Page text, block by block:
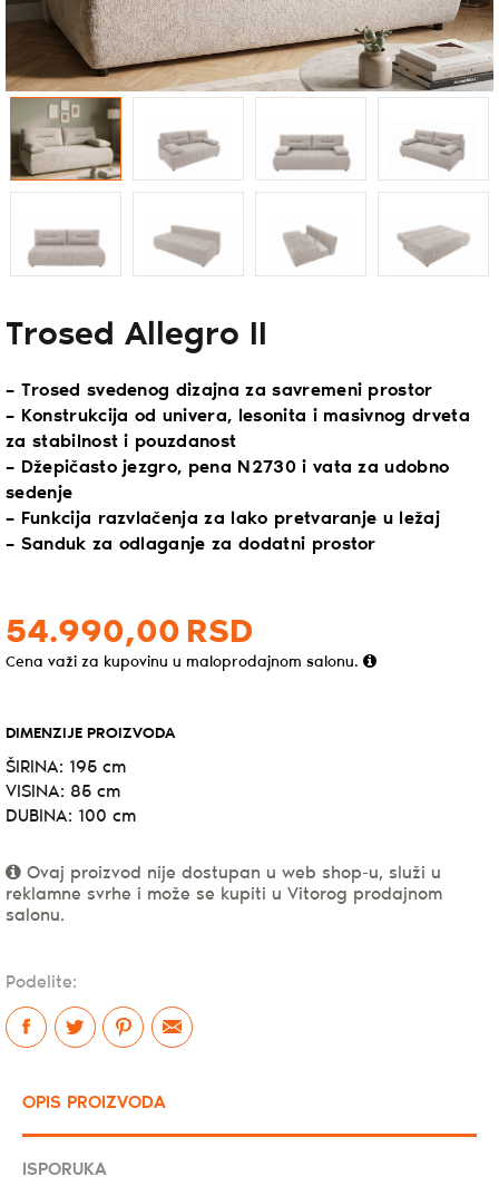
Trosed Allegro II
– Trosed svedenog dizajna za savremeni prostor
– Konstrukcija od univera, lesonita i masivnog drveta
za stabilnost i pouzdanost
– Džepičasto jezgro, pena N2730 i vata za udobno
sedenje
– Funkcija razvlačenja za lako pretvaranje u ležaj
– Sanduk za odlaganje za dodatni prostor
54.990,00 RSD
Cena važi za kupovinu u maloprodajnom salonu.
DIMENZIJE PROIZVODA
ŠIRINA: 195 cm
VISINA: 85 cm
DUBINA: 100 cm
Ovaj proizvod nije dostupan u web shop-u, služi u
reklamne svrhe i može se kupiti u Vitorog prodajnom
salonu.
Podelite:
OPIS PROIZVODA
ISPORUKA